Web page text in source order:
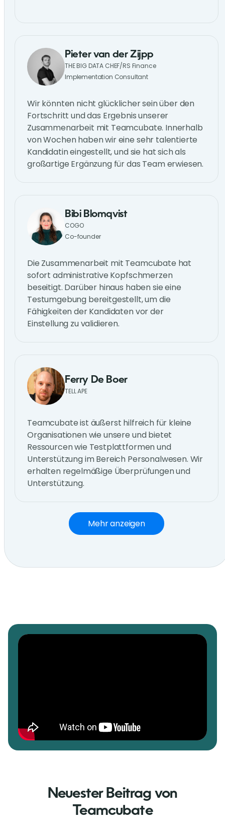
Pieter van der Zijpp
THE BIG DATA CHEF/RS Finance
Implementation Consultant
Wir könnten nicht glücklicher sein über den
Fortschritt und das Ergebnis unserer
Zusammenarbeit mit Teamcubate. Innerhalb
von Wochen haben wir eine sehr talentierte
Kandidatin eingestellt, und sie hat sich als
großartige Ergänzung für das Team erwiesen.
Bibi Blomqvist
COGO
Co-founder
Die Zusammenarbeit mit Teamcubate hat
sofort administrative Kopfschmerzen
beseitigt. Darüber hinaus haben sie eine
Testumgebung bereitgestellt, um die
Fähigkeiten der Kandidaten vor der
Einstellung zu validieren.
Ferry De Boer
TELL APE
Teamcubate ist äußerst hilfreich für kleine
Organisationen wie unsere und bietet
Ressourcen wie Testplattformen und
Unterstützung im Bereich Personalwesen. Wir
erhalten regelmäßige Überprüfungen und
Unterstützung.
Mehr anzeigen
Neuester Beitrag von
Teamcubate